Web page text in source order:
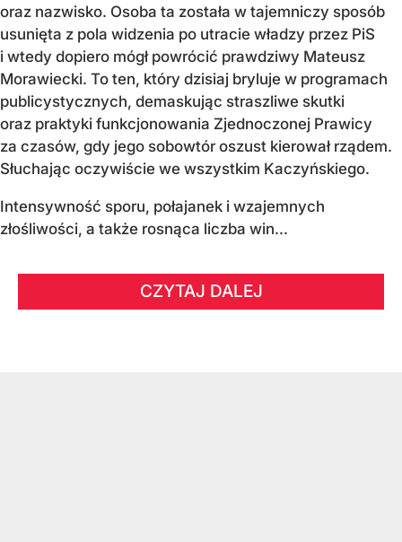
oraz nazwisko. Osoba ta została w tajemniczy sposób
usunięta z pola widzenia po utracie władzy przez PiS
i wtedy dopiero mógł powrócić prawdziwy Mateusz
Morawiecki. To ten, który dzisiaj bryluje w programach
publicystycznych, demaskując straszliwe skutki
oraz praktyki funkcjonowania Zjednoczonej Prawicy
za czasów, gdy jego sobowtór oszust kierował rządem.
Słuchając oczywiście we wszystkim Kaczyńskiego.
Intensywność sporu, połajanek i wzajemnych
złośliwości, a także rosnąca liczba win...
CZYTAJ DALEJ